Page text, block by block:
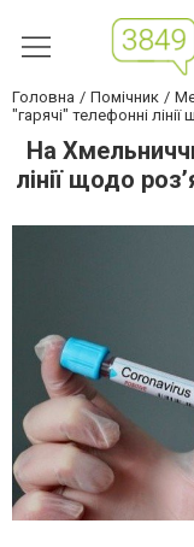
Головна Помічник
"гарячі" телефонні
На
лінії щодо